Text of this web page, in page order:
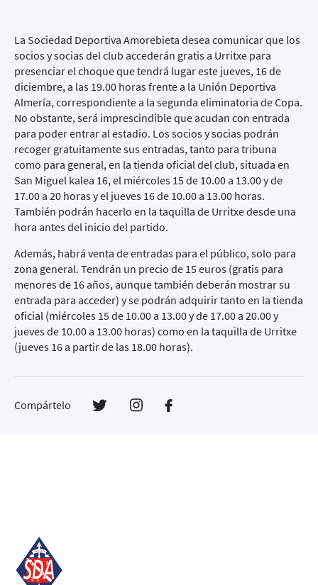
La Sociedad Deportiva Amorebieta desea comunicar que los
socios y socias del club accederán gratis a Urritxe para
presenciar el choque que tendrá lugar este jueves, 16 de
diciembre, a las 19.00 horas frente a la Unión Deportiva
Almería, correspondiente a la segunda eliminatoria de Copa.
No obstante, será imprescindible que acudan con entrada
para poder entrar al estadio. Los socios y socias podrán
recoger gratuitamente sus entradas, tanto para tribuna
como para general, en la tienda oficial del club, situada en
San Miguel kalea 16, el miércoles 15 de 10.00 a 13.00 y de
17.00 a 20 horas y el jueves 16 de 10.00 a 13.00 horas.
También podrán hacerlo en la taquilla de Urritxe desde una
hora antes del inicio del partido.
Además, habrá venta de entradas para el público, solo para
zona general. Tendrán un precio de 15 euros (gratis para
menores de 16 años, aunque también deberán mostrar su
entrada para acceder) y se podrán adquirir tanto en la tienda
oficial (miércoles 15 de 10.00 a 13.00 y de 17.00 a 20.00 y
jueves de 10.00 a 13.00 horas) como en la taquilla de Urritxe
(jueves 16 a partir de las 18.00 horas).
Compártelo